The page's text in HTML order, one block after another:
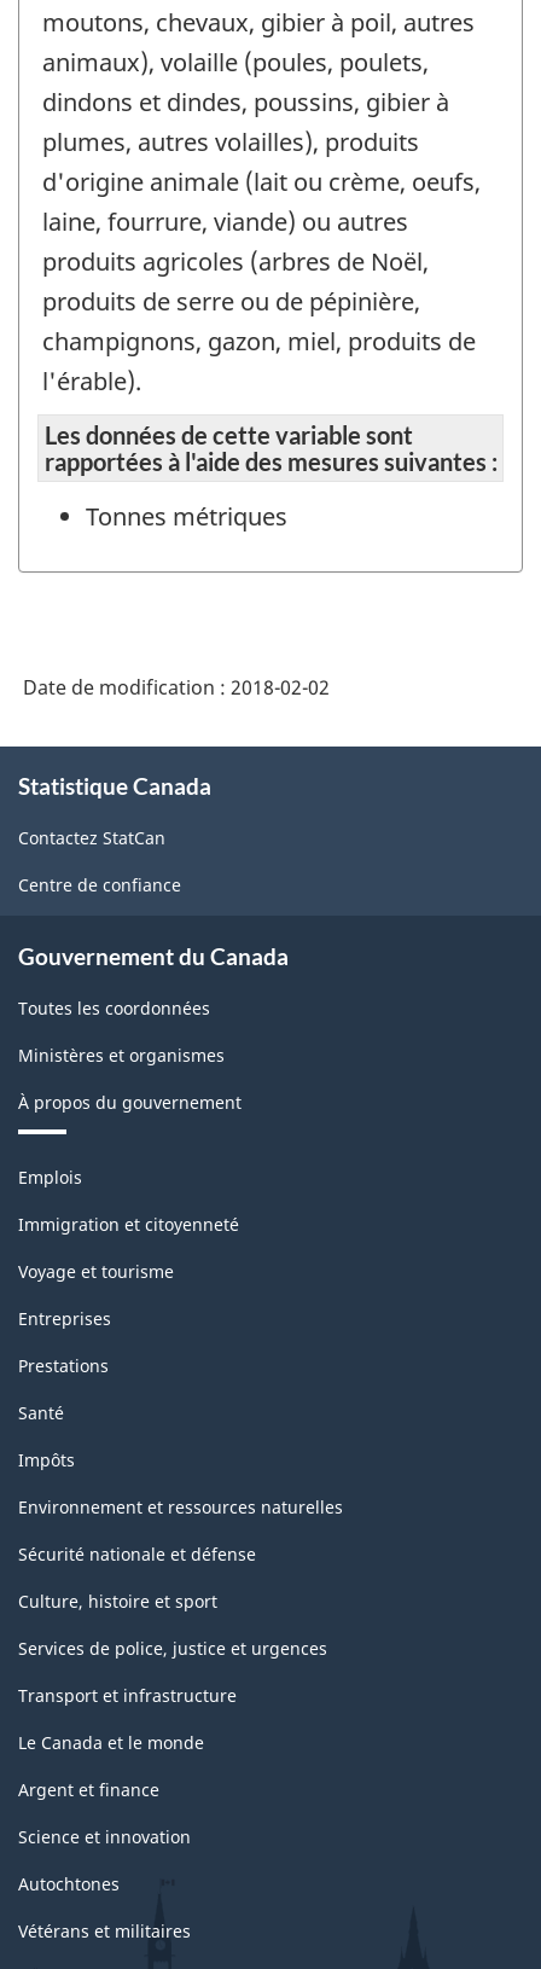
moutons, chevaux, gibier à poil, autres
animaux), volaille (poules, poulets,
dindons et dindes, poussins, gibier à
plumes, autres volailles), produits
d'origine animale (lait ou crème, oeufs,
laine, fourrure, viande) ou autres
produits agricoles (arbres de Noël,
produits de serre ou de pépinière,
champignons, gazon, miel, produits de
l'érable).
Les données de cette variable sont
rapportées à l'aide des mesures suivantes :
Tonnes métriques
Date de modification : 2018-02-02
propos
ce
site
Statistique Canada
Contactez StatCan
Centre de confiance
Gouvernement du Canada
Toutes les coordonnées
Ministères et organismes
À propos du gouvernement
Thèmes
sujets
Emplois
Immigration et citoyenneté
Voyage et tourisme
Entreprises
Prestations
Santé
Impôts
Environnement et ressources naturelles
Sécurité nationale et défense
Culture, histoire et sport
Services de police, justice et urgences
Transport et infrastructure
Le Canada et le monde
Argent et finance
Science et innovation
Autochtones
Vétérans et militaires